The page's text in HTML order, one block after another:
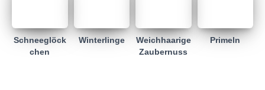
Schneeglöck
chen
Winterlinge
Weichhaarige
Zaubernuss
Primeln